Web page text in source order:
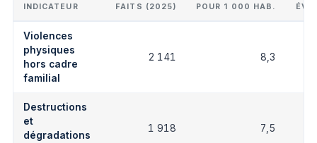
INDICATEUR FAITS (2025) POUR 1 000 HAB.
Violences
physiques
hors cadre
familial
2 141 8,3
Destructions
et
dégradations
1 918 7,5